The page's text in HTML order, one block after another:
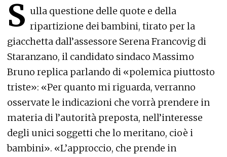
S ulla questione delle quote e della
ripartizione dei bambini, tirato per la
giacchetta dall’assessore Serena Francovig di
Staranzano, il candidato sindaco Massimo
Bruno replica parlando di «polemica piuttosto
triste»: «Per quanto mi riguarda, verranno
osservate le indicazioni che vorrà prendere in
materia di l’autorità preposta, nell’interesse
degli unici soggetti che lo meritano, cioè i
bambini». «L’approccio, che prende in